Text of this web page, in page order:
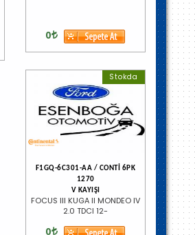
0
Stokda
F1GQ-6C301-AA / CONTİ 6PK
1270
V KAYIŞI
FOCUS III KUGA II MONDEO IV
2.0 TDCI 12-
0